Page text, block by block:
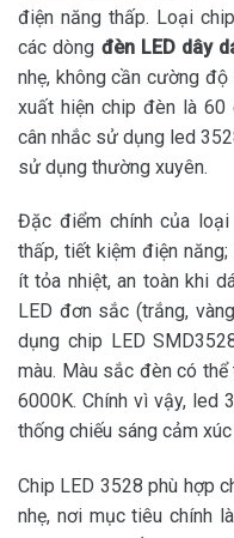
điện năng thấp. Loại
các dòng đèn LED dây
nhẹ, không cần cường
xuất hiện chip đèn là
cân nhắc sử dụng led
sử dụng thường xuyên.
Đặc điểm chính của
thấp, tiết kiệm điện
ít tỏa nhiệt, an toàn khi
LED đơn sắc (trắng,
dụng chip LED
màu. Màu sắc đèn có
6000K. Chính vì vậy, led
thống chiếu sáng cảm
Chip LED 3528 phù hợp
nhẹ, nơi mục tiêu chính